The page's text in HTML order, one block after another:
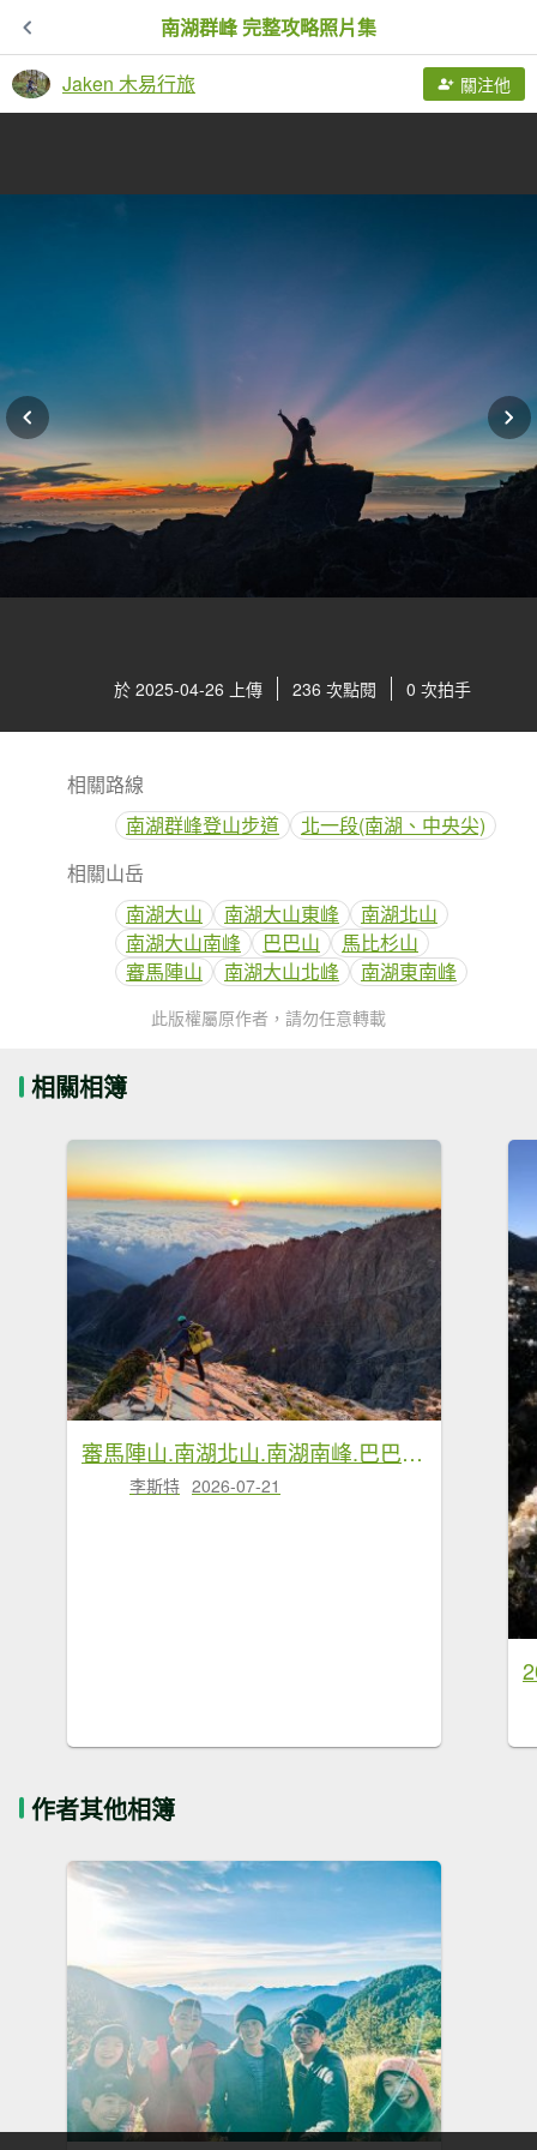
南湖群峰 完整攻略照片集
Jaken 木易行旅 關注他
於 2025-04-26 上傳 236 次點閱 0 次拍手
相關路線
南湖群峰登山步道
北一段(南湖、中央尖)
相關山岳
南湖大山
南湖大山東峰
南湖北山
南湖大山南峰
巴巴山
馬比杉山
審馬陣山
南湖大山北峰 南湖東南峰
此版權屬原作者，請勿任意轉載
相關相簿
審馬陣山.南湖北山.南湖南峰.巴巴山.南湖大山【帝王之山 豈容凡夫造次】
李斯特 2026-07-21
作者其他相簿